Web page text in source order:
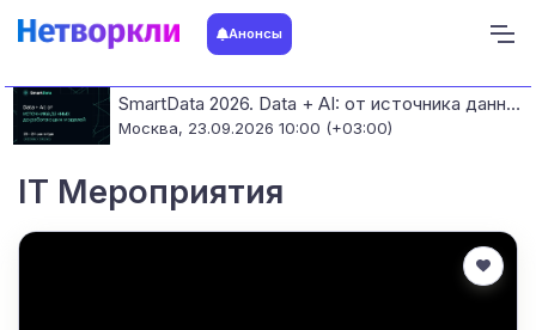
Анонсы
SmartData 2026. Data + AI: от источника данных до работающих моделей
Москва, 23.09.2026 10:00 (+03:00)
IT Мероприятия